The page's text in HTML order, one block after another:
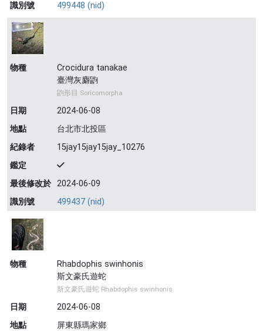
識別號
499448 (nid)
物種
Crocidura tanakae
臺灣灰麝鼩
鼩形目 Soricomorpha
日期
2024-06-08
地點
台北市北投區
紀錄者
15jay15jay15jay_10276
鑑定
最後修改於 2024-06-09
識別號
499437 (nid)
物種
Rhabdophis swinhonis
斯文豪氏遊蛇
斯文豪氏遊蛇 Rhabdophis swinhonis
日期
2024-06-08
地點
屏東縣瑪家鄉